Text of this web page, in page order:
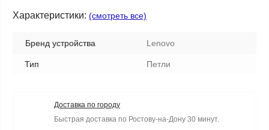
Характеристики: (смотреть все)
Бренд устройства Lenovo
Тип Петли
Доставка по городу
Быстрая доставка по Ростову-на-Дону 30 минут.